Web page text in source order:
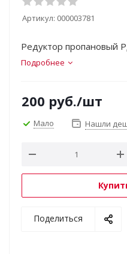
Артикул: 000003781
Редуктор пропановый
Подробнее
200 руб./шт
Мало Нашли
Поделиться